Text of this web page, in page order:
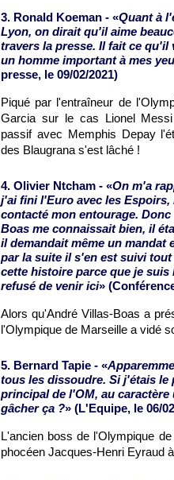
3. Ronald Koeman - «Quant à
Lyon, on dirait qu'il aime
travers la presse. Il fait ce qu'il
un homme important à mes
presse, le 09/02/2021)
Piqué par l'entraîneur de
Garcia sur le cas Lionel
passif avec Memphis Depay
des Blaugrana s'est lâché !
4. Olivier Ntcham - «On m'a
j'ai fini l'Euro avec les Espoirs,
contacté mon entourage.
Boas me connaissait bien, il
il demandait même un mandat
par la suite il s'en est suivi
cette histoire parce que je
refusé de venir ici»
Alors qu'André Villas-Boas a
l'Olympique de Marseille a vidé
5. Bernard Tapie - «
tous les dissoudre. Si j'étais
principal de l'OM, au
gâcher ça ?» (L'Equipe, le 06/
L'ancien boss de l'Olympique
phocéen Jacques-Henri Eyraud